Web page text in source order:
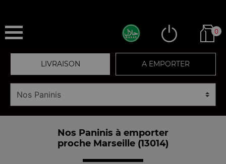
0
LIVRAISON A EMPORTER
Nos Paninis à emporter
proche Marseille (13014)